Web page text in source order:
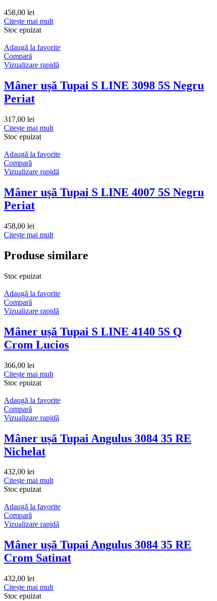
458,00 lei
Citește mai mult
Stoc epuizat
Adaugă la favorite
Compară
Vizualizare rapidă
Mâner ușă Tupai S LINE 3098 5S Negru
Periat
317,00 lei
Citește mai mult
Stoc epuizat
Adaugă la favorite
Compară
Vizualizare rapidă
Mâner ușă Tupai S LINE 4007 5S Negru
Periat
458,00 lei
Citește mai mult
Produse similare
Stoc epuizat
Adaugă la favorite
Compară
Vizualizare rapidă
Mâner ușă Tupai S LINE 4140 5S Q
Crom Lucios
366,00 lei
Citește mai mult
Stoc epuizat
Adaugă la favorite
Compară
Vizualizare rapidă
Mâner ușă Tupai Angulus 3084 35 RE
Nichelat
432,00 lei
Citește mai mult
Stoc epuizat
Adaugă la favorite
Compară
Vizualizare rapidă
Mâner ușă Tupai Angulus 3084 35 RE
Crom Satinat
432,00 lei
Citește mai mult
Stoc epuizat